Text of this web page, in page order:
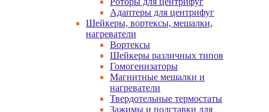
Адаптеры для центрифуг
Шейкеры, вортексы, мешалки,
нагреватели
Вортексы
Шейкеры различных типов
Гомогенизаторы
Магнитные мешалки и
нагреватели
Твердотельные термостаты
Зажимы и подставки для